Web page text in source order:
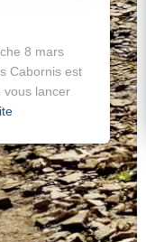
8 mars
Cabornis est
vous lancer